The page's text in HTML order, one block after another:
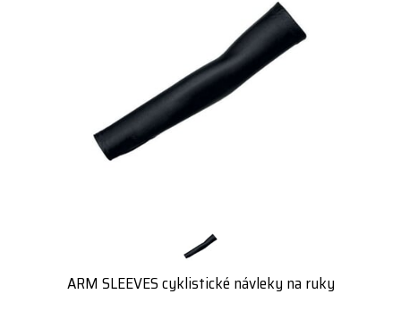
ARM SLEEVES cyklistické návleky na ruky